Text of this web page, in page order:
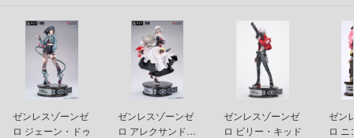
ゼンレスゾーンゼ
ロ ジェーン・ドゥ
ゼンレスゾーンゼ
ロ アレクサンドリ
ゼンレスゾーンゼ
ロ ビリー・キッド
ゼン
ロ
シリーズ
クラウン
スケ